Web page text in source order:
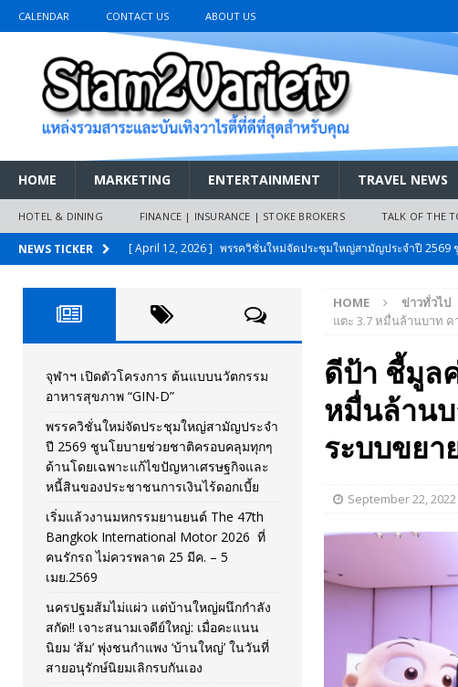
CALENDAR CONTACT US ABOUT US
HOME MARKETING ENTERTAINMENT TRAVEL NEWS
HOTEL & DINING FINANCE | INSURANCE | STOKE BROKERS TALK OF THE
NEWS TICKER [ April 12, 2026 ] พรรควิชั่นใหม่จัดประชุมใหญ่สามัญประจำปี 2569
[ March 26, 2026 ]
เริ่มแล้วงานมหกรรมยานยนต์ The 47th
เมย.2569
AUTO NEWS
[ February 10, 2026 ] นครปฐมส้มไม่แผ่ว แต่บ้านใหญ่ผนึกกำลัง สกัด
วันที่สายอนุรักษ์นิยมเลิกรบกันเอง
PR NEWS
[ November 26, 2025 ] i-Motor เปิดตัว BREEZE ปักธงผู้นำ EV สอง
[ April 30, 2026 ] จุฬาฯ เปิดตัวโครงการ ต้นแบบนวัตกรรมอาหารสุขภ
HOME ข่าวทั่วไป
แตะ 3.7 หมื่นล้านบาท
ดีป้า ชี้มูล
หมื่นล้าน
ระบบขยา
September 22, 2022
จุฬาฯ เปิดตัวโครงการ ต้นแบบนวัตกรรม
อาหารสุขภาพ “GIN-D”
พรรควิชั่นใหม่จัดประชุมใหญ่สามัญประจำ
ปี 2569 ชูนโยบายช่วยชาติครอบคลุมทุกๆ
ด้านโดยเฉพาะแก้ไขปัญหาเศรษฐกิจและ
หนี้สินของประชาชนการเงินไร้ดอกเบี้ย
เริ่มแล้วงานมหกรรมยานยนต์ The 47th
Bangkok International Motor 2026 ที่
คนรักรถ ไม่ควรพลาด 25 มีค. – 5
เมย.2569
นครปฐมส้มไม่แผ่ว แต่บ้านใหญ่ผนึกกำลัง
สกัด!! เจาะสนามเจดีย์ใหญ่: เมื่อคะแนน
นิยม ‘ส้ม’ พุ่งชนกำแพง ‘บ้านใหญ่’ ในวันที่
สายอนุรักษ์นิยมเลิกรบกันเอง